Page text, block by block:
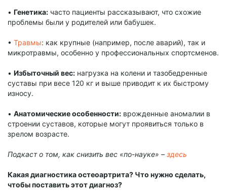
• Генетика: часто пациенты рассказывают, что схожие
проблемы были у родителей или бабушек.
• Травмы: как крупные (например, после аварий), так и
микротравмы, особенно у профессиональных спортсменов.
• Избыточный вес: нагрузка на колени и тазобедренные
суставы при весе 120 кг и выше приводит к их быстрому
износу.
• Анатомические особенности: врожденные аномалии в
строении суставов, которые могут проявиться только в
зрелом возрасте.
Подкаст о том, как снизить вес «по-науке» – здесь
Какая диагностика остеоартрита? Что нужно сделать,
чтобы поставить этот диагноз?